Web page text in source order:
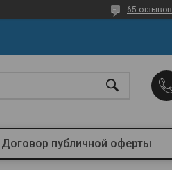
65 отзывов
Договор публичной оферты